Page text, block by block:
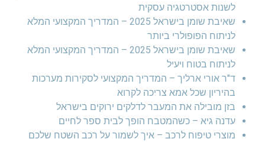
לשנות אסטרטגיה עסקית
שאיבת שומן בישראל 2025 – המדריך המקצועי המלא
לניתוח הפופולרי ביותר
שאיבת שומן בישראל 2025 – המדריך המקצועי המלא
לניתוח בטוח ויעיל
ד"ר אורי ארליך – המדריך המקצועי לסקירות מערכות
בהיריון שכל אמא צריכה לקרוא
בזן מובילה את המעבר לדלקים ירוקים בישראל
עדנה גיא – כשהמטבח הופך לבית ספר לחיים
מוצרי טיפוח לרכב – איך לשמור על רכב השטח שלכם